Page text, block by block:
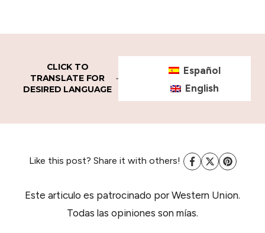
CLICK TO
TRANSLATE FOR
DESIRED LANGUAGE
Español
English
Like this post? Share it with others!
Este articulo es patrocinado por Western Union.
Todas las opiniones son mías.